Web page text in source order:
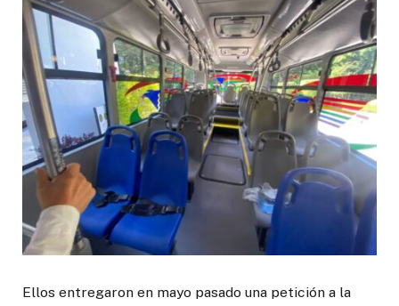
Ellos entregaron en mayo pasado una petición a la